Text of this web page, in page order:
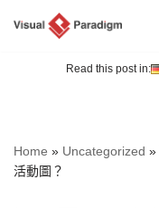
Read this post in:
Home » Uncategorized »
活動圖？